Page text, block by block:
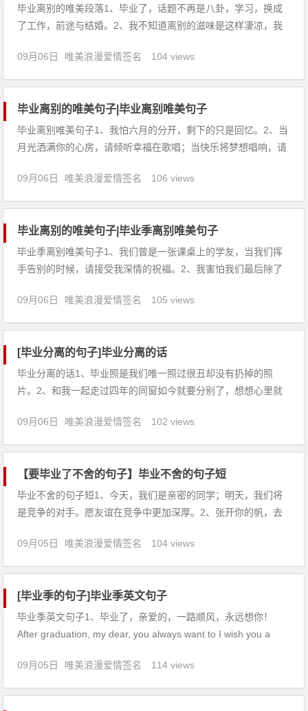
毕业离别的唯美段落1、毕业了，话题不再是八卦，学习，换成
了工作，前途与结婚。2、我不知道离别的滋味是这样凄凉，我
契。3、毕业了，青春在无形之中离去，我们即将翻开人生的另
一页。4、四个希冀的春天，我们播种了四次；四个金黄的秋
09月06日 唯美浪漫爱情签名 104 views
毕业离别的唯美句子|毕业离别唯美句子
毕业离别唯美句子1、我怕六月的分开，剩下的只是回忆。2、当
月光洒满你的心房，请倾听幸福在歌唱；当快乐将梦想唱响，请
愿毕业后的你勇往直前，不惧汗水的流淌！3、我不知道有多少
个星辰醉心，其间挥一挥手又怎能抹去这不绝如缕的眷恋，哪怕
09月06日 唯美浪漫爱情签名 106 views
毕业离别的唯美句子|毕业季离别唯美句子
毕业季离别唯美句子1、我们曾是一张课桌上的学友，当我们挥
手告别的时候，请接受我深情的祝福。2、我害怕我们最后除了
勉：有志者事竟成，破釜沉舟，百二秦关终属楚高中时，豪气干
云：二十年后欢迎到怀仁堂来做客。4、我们一起奋斗的日子，
09月06日 唯美浪漫爱情签名 105 views
[毕业分离的句子]毕业分离的话
毕业分离的话1、毕业照是我们唯一照过很丑却没有扔掉的照
片。2、和我一起走过四年的同窗如今就要分别了，想想心里就
有千万朵鲜花同时绽放。但我们心中清楚，每个人的心里，其实
都有一种淡淡的惆怅。4、轻轻地，我们走了，正如我们轻轻地
09月06日 唯美浪漫爱情签名 102 views
【要毕业了不舍的句子】毕业不舍的句子短
毕业不舍的句子短1、今天，我们是亲密的同学；明天，我们将
是竞争的对手。愿友谊在竞争中更加深厚。2、张开你的帆，去
昨天的梦，岁月的思潮还会忆起往日的时光，待到满载而归时，
再来寻重逢的岸。3、你如同一叶初展的征帆，在将要迈向更加
09月05日 唯美浪漫爱情签名 104 views
[毕业季的句子]毕业季英文句子
毕业季英文句子1、毕业了，亲爱的，一路顺风，永远想你！
After graduation, my dear, you always want to I wish you a
人。Do not slander the peop
09月05日 唯美浪漫爱情签名 114 views